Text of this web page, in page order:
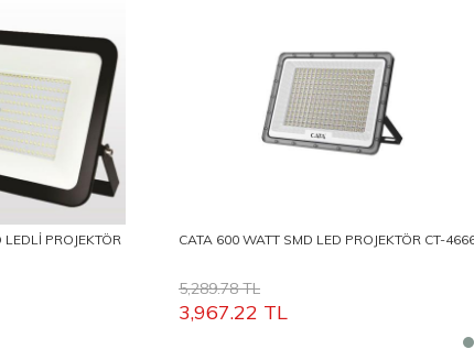
PROJEKTÖR
CATA 600 WATT SMD LED PROJEKTÖR CT-
5,289.78 TL
3,967.22 TL